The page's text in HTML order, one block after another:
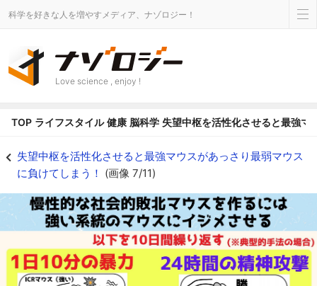
科学を好きな人を増やすメディア、ナゾロジー！
Love science , enjoy !
TOP ライフスタイル 健康 脳科学 失望中枢を活性化させると最強マ
失望中枢を活性化させると最強マウスがあっさり最弱マウス
に負けてしまう！ (画像 7/11)